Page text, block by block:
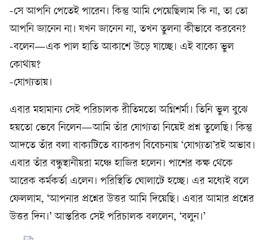
-সে আপনি পেতেই পারেন। কিন্তু আমি পেয়েছিলাম কি না, তা তো
আপনি জানেন না। যখন জানেন না, তখন তুলনা কীভাবে করবেন?
-বলেন—এক পাল হাতি আকাশে উড়ে যাচ্ছে। এই বাক্যে ভুল
কোথায়?
-যোগ্যতায়।
এবার মহামান্য সেই পরিচালক রীতিমতো অগ্নিশর্মা। তিনি ভুল বুঝে
হয়তো ভেবে নিলেন—আমি তাঁর যোগ্যতা নিয়েই প্রশ্ন তুলেছি। কিন্তু
আদতে তাঁর বলা বাক্যটিতে ব্যাকরণ বিবেচনায় ‘যোগ্যতা’রই অভাব।
এবার তাঁর বন্ধুস্থানীয়রা মঞ্চে হাজির হলেন। পাশের কক্ষ থেকে
আরেক কর্মকর্তা এলেন। পরিস্থিতি ঘোলাটে হচ্ছে। এর মধ্যেই বলে
ফেললাম, ‘আপনার প্রশ্নের উত্তর আমি দিয়েছি। এবার আমার প্রশ্নের
উত্তর দিন।’ আন্তরিক সেই পরিচালক বললেন, ‘বলুন।’